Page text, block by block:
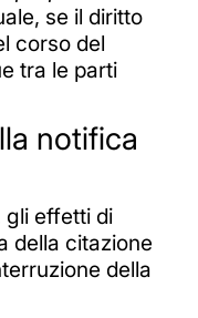
se il diritto
corso del
tra le parti
notifica
gli effetti di
della citazione
della